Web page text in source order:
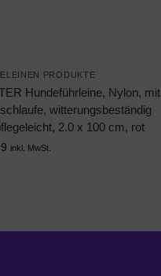
PRODUKTE
Hundeführleine, Nylon, mit
witterungsbeständig
2.0 x 100 cm, rot
inkl. MwSt.